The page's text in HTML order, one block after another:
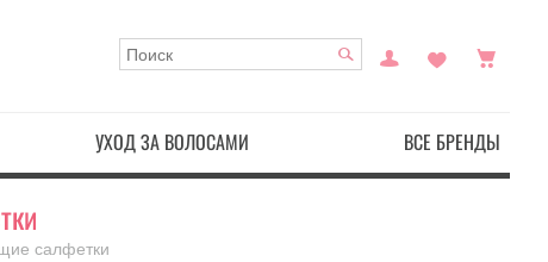
УХОД ЗА ВОЛОСАМИ ВСЕ БРЕНДЫ
салфетки